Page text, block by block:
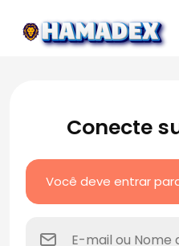
Conecte
Você deve entrar